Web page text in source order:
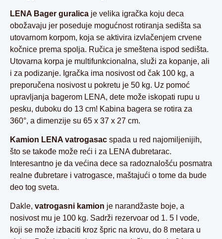
LENA Bager guralica je velika igračka koju deca
obožavaju jer poseduje mogućnost rotiranja sedišta sa
utovarnom korpom, koja se aktivira izvlačenjem crvene
kočnice prema spolja. Ručica je smeštena ispod sedišta.
Utovarna korpa je multifunkcionalna, služi za kopanje, ali
i za podizanje. Igračka ima nosivost od čak 100 kg, a
preporučena nosivost u pokretu je 50 kg. Uz pomoć
upravljanja bagerom LENA, dete može iskopati rupu u
pesku, duboku do 13 cm! Kabina bagera se rotira za
360°, a dimenzije su 65 x 37 x 27 cm.
Kamion LENA vatrogasac spada u red najomiljenijih,
što se takođe može reći i za LENA đubretarac.
Interesantno je da većina dece sa radoznalošću posmatra
realne đubretare i vatrogasce, maštajući o tome da bude
deo tog sveta.
Dakle, vatrogasni kamion je narandžaste boje, a
nosivost mu je 100 kg. Sadrži rezervoar od 1. 5 l vode,
koji se može izbaciti kroz špric na krovu, do 8 metara u